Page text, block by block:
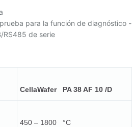
para la función de diagnóstico -
RS485 de serie
CellaWafer PA 38 AF 10 /D
450 – 1800 °C